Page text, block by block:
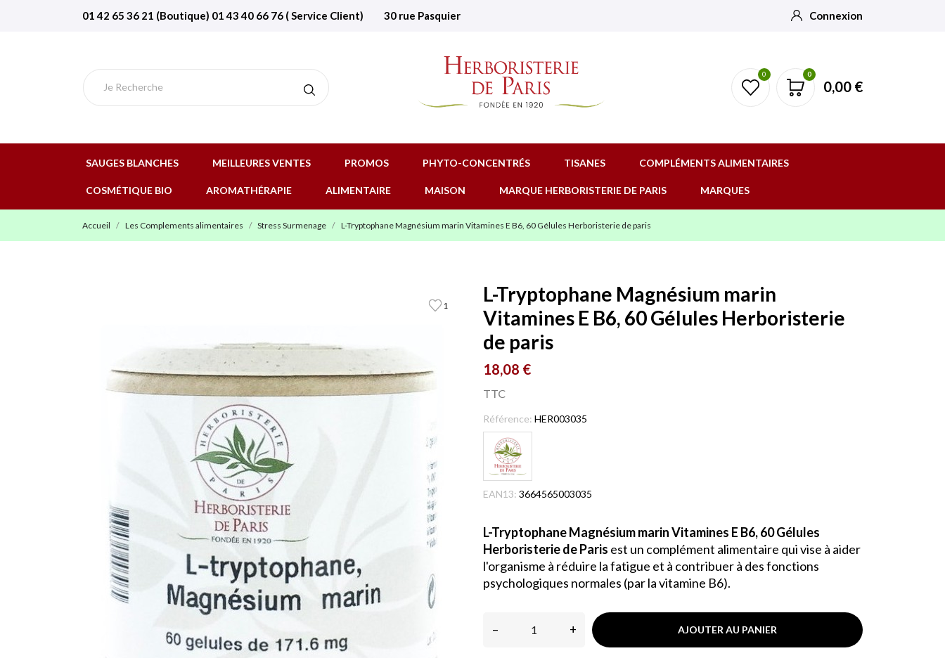
01 42 65 36 21 (Boutique) 01 43 40 66 76 ( Service Client) 30 rue Pasquier Connexion
0 0
0,00 €
SAUGES BLANCHES MEILLEURES VENTES PROMOS PHYTO-CONCENTRÉS TISANES COMPLÉMENTS ALIMENTAIRES
COSMÉTIQUE BIO AROMATHÉRAPIE ALIMENTAIRE MAISON MARQUE HERBORISTERIE DE PARIS MARQUES
Accueil Les Complements alimentaires Stress Surmenage L-Tryptophane Magnésium marin Vitamines E B6, 60 Gélules Herboristerie de paris
1
L-Tryptophane Magnésium marin
Vitamines E B6, 60 Gélules Herboristerie
de paris
18,08 €
TTC
Référence: HER003035
EAN13: 3664565003035
L-Tryptophane Magnésium marin Vitamines E B6, 60 Gélules
Herboristerie de Paris est un complément alimentaire qui vise à aider
l'organisme à réduire la fatigue et à contribuer à des fonctions
psychologiques normales (par la vitamine B6).
– + AJOUTER AU PANIER